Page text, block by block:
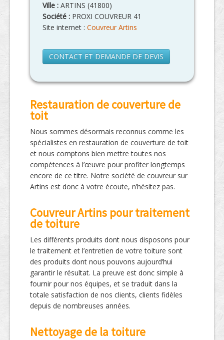
Ville : ARTINS (41800)
Société : PROXI COUVREUR 41
Site internet : Couvreur Artins
CONTACT ET DEMANDE DE DEVIS
Restauration de couverture de
toit
Nous sommes désormais reconnus comme les
spécialistes en restauration de couverture de toit
et nous comptons bien mettre toutes nos
compétences à l’œuvre pour profiter longtemps
encore de ce titre. Notre société de couvreur sur
Artins est donc à votre écoute, n’hésitez pas.
Couvreur Artins pour traitement
de toiture
Les différents produits dont nous disposons pour
le traitement et l’entretien de votre toiture sont
des produits dont nous pouvons aujourd’hui
garantir le résultat. La preuve est donc simple à
fournir pour nos équipes, et se traduit dans la
totale satisfaction de nos clients, clients fidèles
depuis de nombreuses années.
Nettoyage de la toiture